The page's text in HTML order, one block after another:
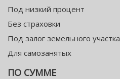
Под низкий процент
Без страховки
Под залог земельного участка
Для самозанятых
ПО СУММЕ